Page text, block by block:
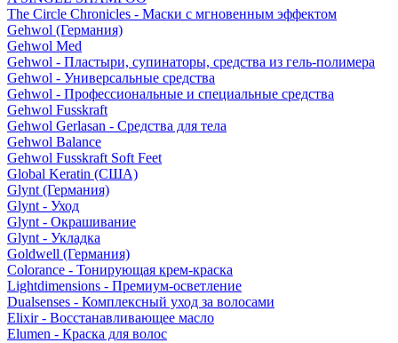
The Circle Chronicles - Маски с мгновенным эффектом
Gehwol (Германия)
Gehwol Med
Gehwol - Пластыри, супинаторы, средства из гель-полимера
Gehwol - Универсальные средства
Gehwol - Профессиональные и специальные средства
Gehwol Fusskraft
Gehwol Gerlasan - Средства для тела
Gehwol Balance
Gehwol Fusskraft Soft Feet
Global Keratin (США)
Glynt (Германия)
Glynt - Уход
Glynt - Окрашивание
Glynt - Укладка
Goldwell (Германия)
Colorance - Тонирующая крем-краска
Lightdimensions - Премиум-осветление
Dualsenses - Комплексный уход за волосами
Elixir - Восстанавливающее масло
Elumen - Краска для волос